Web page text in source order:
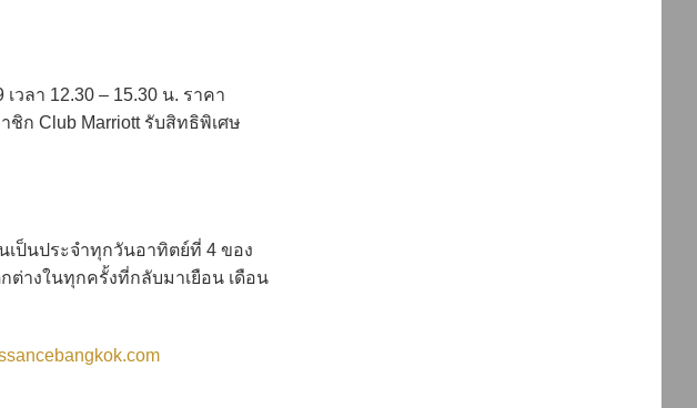
ลา 12.30 – 15.30 น. ราคา
ชิก Club Marriott รับสิทธิพิเศษ
ป็นประจำทุกวันอาทิตย์ที่ 4 ของ
ต่างในทุกครั้งที่กลับมาเยือน เดือน